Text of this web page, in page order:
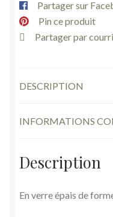
Partager sur
Pin ce produit
Partager par
DESCRIPTION
INFORMATIONS
Description
En verre épais de